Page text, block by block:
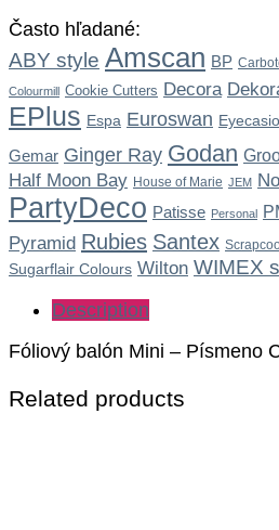
Často hľadané:
ABY style Amscan BP
Colourmill Cookie Cutters Decora
EPlus Espa Euroswan
Gemar Ginger Ray Godan
Half Moon Bay House of Marie JEM
PartyDeco Patisse Personal
Pyramid Rubies Santex
Sugarflair Colours Wilton WIMEX
Description
Fóliový balón Mini – Písmeno
Related products